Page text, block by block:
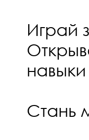
Играй
Стань